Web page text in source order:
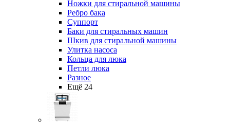
Ножки для стиральной машины
Ребро бака
Суппорт
Баки для стиральных машин
Шкив для стиральной машины
Улитка насоса
Кольца для люка
Петли люка
Разное
Ещё 24